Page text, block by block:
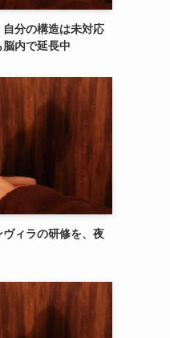
分の構造は未対応
脳内で延長中
ィラの研修を、夜